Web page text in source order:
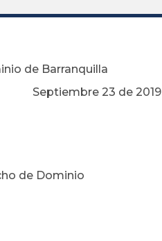
de Barranquilla
2019
de Dominio